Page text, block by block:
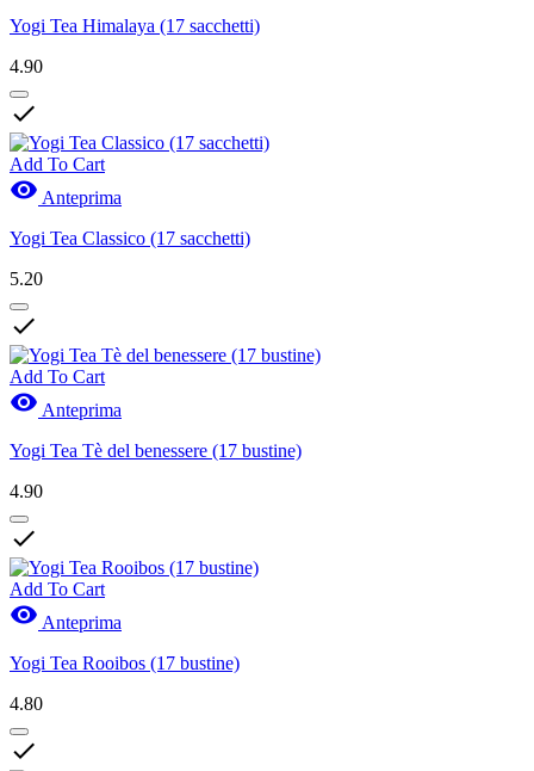
Yogi Tea Himalaya (17 sacchetti)
4.90

Add To Cart
 Anteprima
Yogi Tea Classico (17 sacchetti)
5.20

Add To Cart
 Anteprima
Yogi Tea Tè del benessere (17 bustine)
4.90

Add To Cart
 Anteprima
Yogi Tea Rooibos (17 bustine)
4.80
